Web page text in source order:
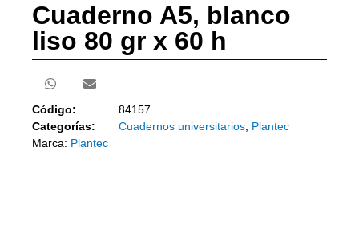
Cuaderno A5, blanco
liso 80 gr x 60 h
Código:
84157
Categorías:
Cuadernos universitarios Plantec
Marca: Plantec